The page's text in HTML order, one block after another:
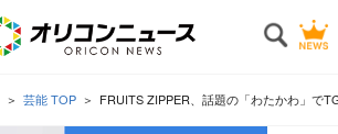
芸能 TOP FRUITS ZIPPER、話題の「わたかわ」で